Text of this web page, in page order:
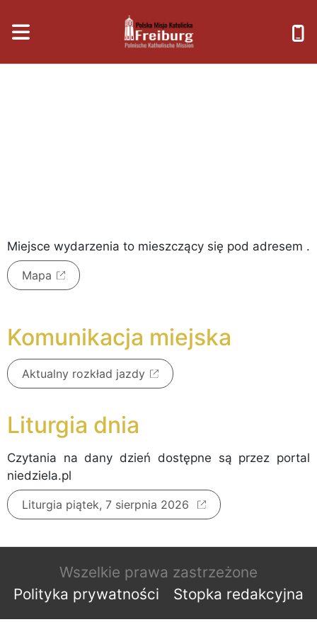
Miejsce wydarzenia to mieszczący się pod adresem .
Mapa
Komunikacja miejska
Aktualny rozkład jazdy
Liturgia dnia
Czytania na dany dzień dostępne są przez portal
niedziela.pl
Liturgia piątek, 7 sierpnia 2026
Wszelkie prawa zastrzeżone
Polityka prywatności
Stopka redakcyjna